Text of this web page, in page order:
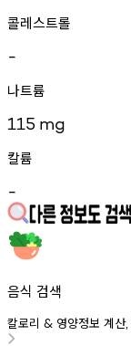
콜레스트롤
-
나트륨
115 mg
칼륨
-
음식 검색
칼로리 & 영양정보 계산,